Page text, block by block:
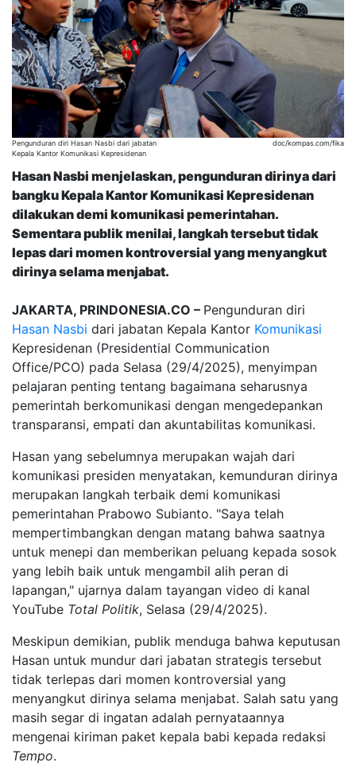
Pengunduran diri Hasan Nasbi dari jabatan
Kepala Kantor Komunikasi Kepresidenan
doc/kompas.com/fika
Hasan Nasbi menjelaskan, pengunduran dirinya dari
bangku Kepala Kantor Komunikasi Kepresidenan
dilakukan demi komunikasi pemerintahan.
Sementara publik menilai, langkah tersebut tidak
lepas dari momen kontroversial yang menyangkut
dirinya selama menjabat.
JAKARTA, PRINDONESIA.CO – Pengunduran diri
Hasan Nasbi dari jabatan Kepala Kantor Komunikasi
Kepresidenan (Presidential Communication
Office/PCO) pada Selasa (29/4/2025), menyimpan
pelajaran penting tentang bagaimana seharusnya
pemerintah berkomunikasi dengan mengedepankan
transparansi, empati dan akuntabilitas komunikasi.
Hasan yang sebelumnya merupakan wajah dari
komunikasi presiden menyatakan, kemunduran dirinya
merupakan langkah terbaik demi komunikasi
pemerintahan Prabowo Subianto. "Saya telah
mempertimbangkan dengan matang bahwa saatnya
untuk menepi dan memberikan peluang kepada sosok
yang lebih baik untuk mengambil alih peran di
lapangan," ujarnya dalam tayangan video di kanal
YouTube Total Politik, Selasa (29/4/2025).
Meskipun demikian, publik menduga bahwa keputusan
Hasan untuk mundur dari jabatan strategis tersebut
tidak terlepas dari momen kontroversial yang
menyangkut dirinya selama menjabat. Salah satu yang
masih segar di ingatan adalah pernyataannya
mengenai kiriman paket kepala babi kepada redaksi
Tempo.